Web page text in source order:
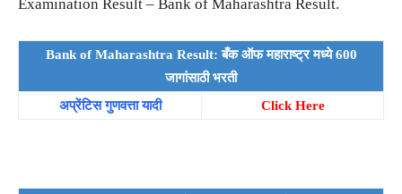
Examination Result – Bank of Maharashtra Result.
Bank of Maharashtra Result: बँक ऑफ महाराष्ट्र मध्ये 600
जागांसाठी भरती
अप्रेंटिस गुणवत्ता यादी
Click Here